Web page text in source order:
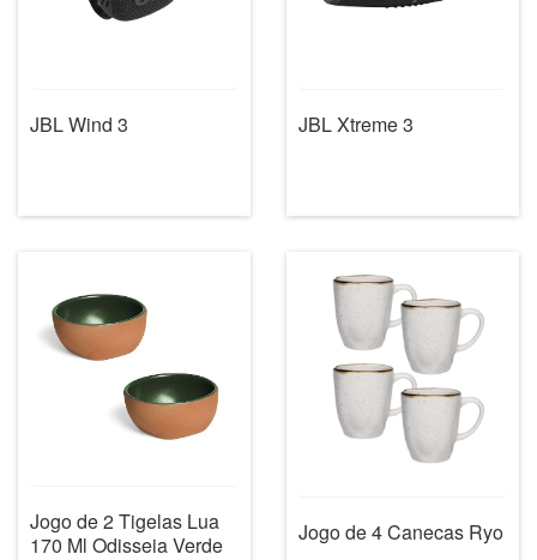
JBL Wind 3 JBL Xtreme 3
Jogo de 2 Tigelas Lua
170 Ml Odisseia Verde
Jogo de 4 Canecas Ryo